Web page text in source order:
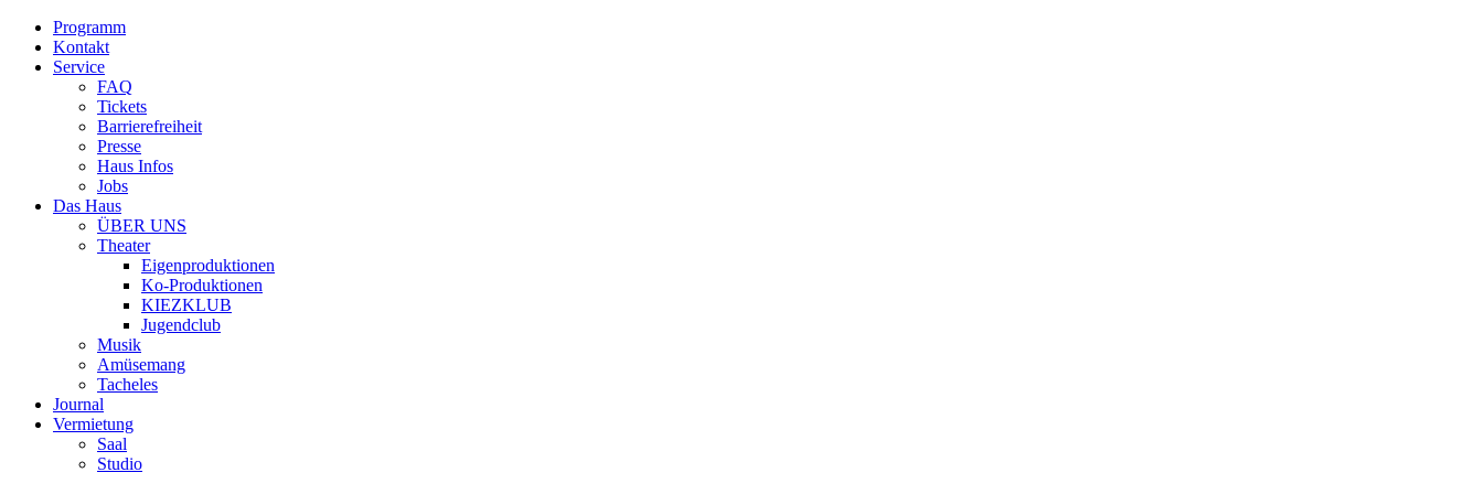
Programm
Kontakt
Service
FAQ
Tickets
Barrierefreiheit
Presse
Haus Infos
Jobs
Das Haus
ÜBER UNS
Theater
Eigenproduktionen
Ko-Produktionen
KIEZKLUB
Jugendclub
Musik
Amüsemang
Tacheles
Journal
Vermietung
Saal
Studio